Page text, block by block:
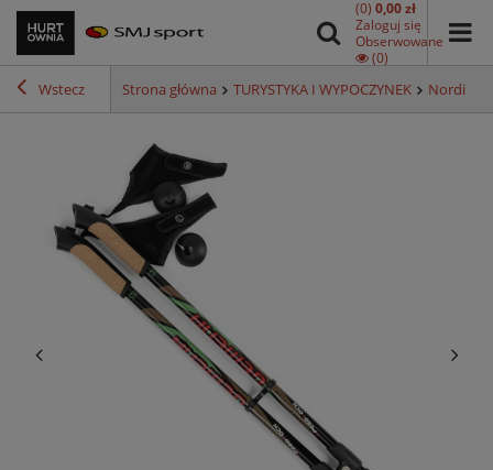
(0) 0,00 zł
Zaloguj się
Obserwowane
(0)
Wstecz Strona główna TURYSTYKA I WYPOCZYNEK Nordic